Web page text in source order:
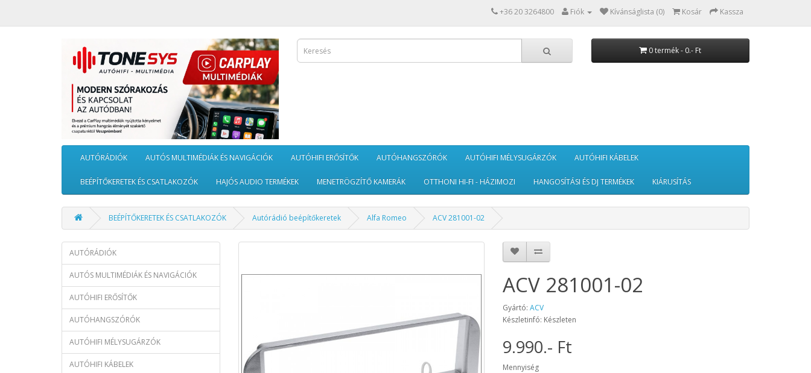
+36 20 3264800 Fiók Kívánságlista (0) Kosár Kassza
0 termék - 0.- Ft
AUTÓRÁDIÓK AUTÓS MULTIMÉDIÁK ÉS NAVIGÁCIÓK AUTÓHIFI ERŐSÍTŐK AUTÓHANGSZÓRÓK AUTÓHIFI MÉLYSUGÁRZÓK AUTÓHIFI KÁBELEK
BEÉPÍTŐKERETEK ÉS CSATLAKOZÓK HAJÓS AUDIO TERMÉKEK MENETRÖGZÍTŐ KAMERÁK OTTHONI HI-FI - HÁZIMOZI HANGOSÍTÁSI ÉS DJ TERMÉKEK KIÁRUSÍTÁS
BEÉPÍTŐKERETEK ÉS CSATLAKOZÓK Autórádió beépítőkeretek Alfa Romeo ACV 281001-02
AUTÓRÁDIÓK
AUTÓS MULTIMÉDIÁK ÉS NAVIGÁCIÓK
AUTÓHIFI ERŐSÍTŐK
AUTÓHANGSZÓRÓK
AUTÓHIFI MÉLYSUGÁRZÓK
AUTÓHIFI KÁBELEK
ACV 281001-02
Gyártó:ACV
Készletinfó: Készleten
9.990.- Ft
Mennyiség